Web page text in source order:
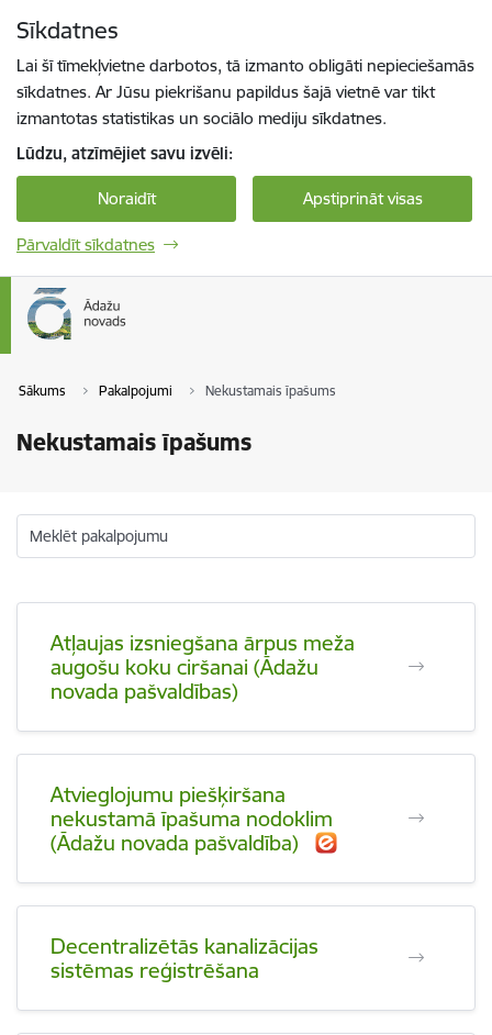
Sīkdatnes
Lai šī tīmekļvietne darbotos, tā izmanto obligāti nepieciešamās
sīkdatnes. Ar Jūsu piekrišanu papildus šajā vietnē var tikt
izmantotas statistikas un sociālo mediju sīkdatnes.
Lūdzu, atzīmējiet savu izvēli:
Noraidīt Apstiprināt visas
Pārvaldīt sīkdatnes
Sākums Pakalpojumi Nekustamais īpašums
Nekustamais īpašums
Meklēt pakalpojumu
Atļaujas izsniegšana ārpus meža
augošu koku ciršanai (Ādažu
novada pašvaldības)
Atvieglojumu piešķiršana
nekustamā īpašuma nodoklim
(Ādažu novada pašvaldība)
Decentralizētās kanalizācijas
sistēmas reģistrēšana